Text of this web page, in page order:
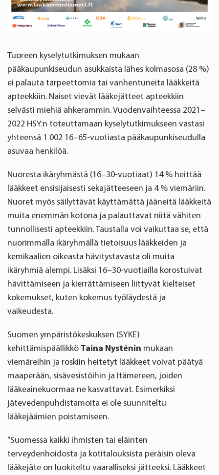
Tuoreen kyselytutkimuksen mukaan
pääkaupunkiseudun asukkaista lähes kolmasosa (28 %)
ei palauta tarpeettomia tai vanhentuneita lääkkeitä
apteekkiin. Naiset vievät lääkejätteet apteekkiin
selvästi miehiä ahkerammin. Vuodenvaihteessa 2021–
2022 HSY:n toteuttamaan kyselytutkimukseen vastasi
yhteensä 1 002 16–65-vuotiasta pääkaupunkiseudulla
asuvaa henkilöä.
Nuoresta ikäryhmästä (16–30-vuotiaat) 14 % heittää
lääkkeet ensisijaisesti sekajätteeseen ja 4 % viemäriin.
Nuoret myös säilyttävät käyttämättä jääneitä lääkkeitä
muita enemmän kotona ja palauttavat niitä vähiten
tunnollisesti apteekkiin. Taustalla voi vaikuttaa se, että
nuorimmalla ikäryhmällä tietoisuus lääkkeiden ja
kemikaalien oikeasta hävitystavasta oli muita
ikäryhmiä alempi. Lisäksi 16–30-vuotiailla korostuivat
hävittämiseen ja kierrättämiseen liittyvät kielteiset
kokemukset, kuten kokemus työläydestä ja
vaikeudesta.
Suomen ympäristökeskuksen (SYKE)
kehittämispäällikkö Taina Nysténin mukaan
viemäreihin ja roskiin heitetyt lääkkeet voivat päätyä
maaperään, sisävesistöihin ja Itämereen, joiden
lääkeainekuormaa ne kasvattavat. Esimerkiksi
jätevedenpuhdistamoita ei ole suunniteltu
lääkejäämien poistamiseen.
”Suomessa kaikki ihmisten tai eläinten
terveydenhoidosta ja kotitalouksista peräisin oleva
lääkejäte on luokiteltu vaaralliseksi jätteeksi. Lääkkeet